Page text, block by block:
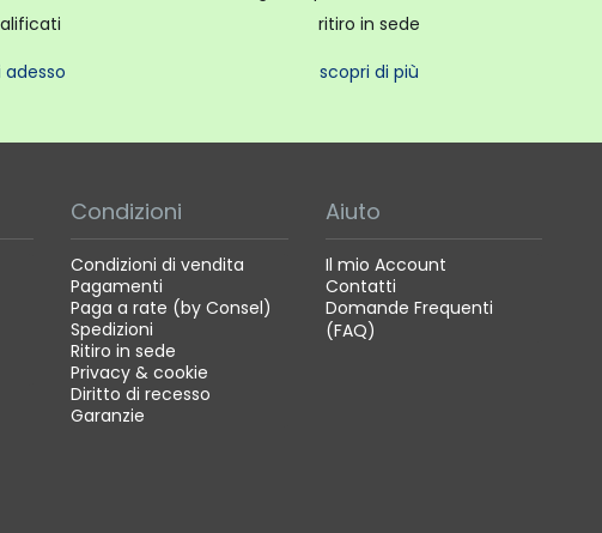
ritiro in sede
scopri di più
Condizioni
Condizioni di vendita
Pagamenti
Paga a rate (by Consel)
Spedizioni
Ritiro in sede
Privacy & cookie
Diritto di recesso
Garanzie
Aiuto
Il mio Account
Contatti
Domande Frequenti
(FAQ)